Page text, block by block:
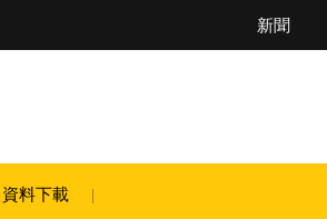
新聞
資料下載